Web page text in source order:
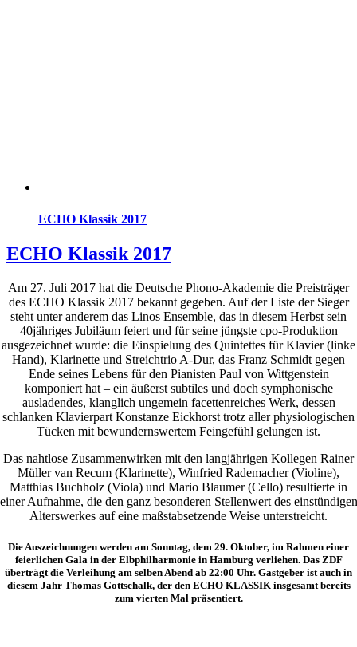
ECHO Klassik 2017
ECHO Klassik 2017
Am 27. Juli 2017 hat die Deutsche Phono-Akademie die Preisträger
des ECHO Klassik 2017 bekannt gegeben. Auf der Liste der Sieger
steht unter anderem das Linos Ensemble, das in diesem Herbst sein
40jähriges Jubiläum feiert und für seine jüngste cpo-Produktion
ausgezeichnet wurde: die Einspielung des Quintettes für Klavier (linke
Hand), Klarinette und Streichtrio A-Dur, das Franz Schmidt gegen
Ende seines Lebens für den Pianisten Paul von Wittgenstein
komponiert hat – ein äußerst subtiles und doch symphonische
ausladendes, klanglich ungemein facettenreiches Werk, dessen
schlanken Klavierpart Konstanze Eickhorst trotz aller physiologischen
Tücken mit bewundernswertem Feingefühl gelungen ist.
Das nahtlose Zusammenwirken mit den langjährigen Kollegen Rainer
Müller van Recum (Klarinette), Winfried Rademacher (Violine),
Matthias Buchholz (Viola) und Mario Blaumer (Cello) resultierte in
einer Aufnahme, die den ganz besonderen Stellenwert des einstündigen
Alterswerkes auf eine maßstabsetzende Weise unterstreicht.
Die Auszeichnungen werden am Sonntag, dem 29. Oktober, im Rahmen einer
feierlichen Gala in der Elbphilharmonie in Hamburg verliehen. Das ZDF
überträgt die Verleihung am selben Abend ab 22:00 Uhr. Gastgeber ist auch in
diesem Jahr Thomas Gottschalk, der den ECHO KLASSIK insgesamt bereits
zum vierten Mal präsentiert.